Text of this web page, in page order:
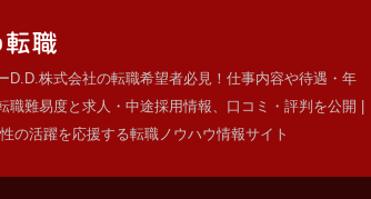
D.D.株式会社の転職希望者必見！仕事内容や待遇・年
職難易度と求人・中途採用情報、口コミ・評判を公開 |
の活躍を応援する転職ノウハウ情報サイト